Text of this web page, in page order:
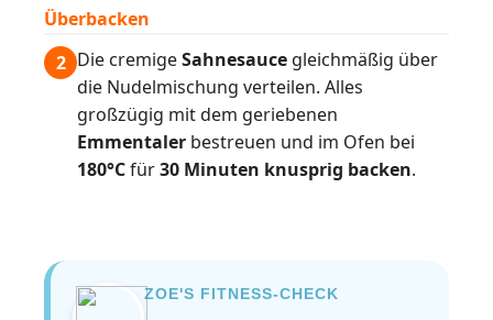
Überbacken
2 Die cremigeSahnesauce gleichmäßig über
die Nudelmischung verteilen. Alles
großzügig mit dem geriebenen
Emmentaler bestreuen und im Ofen bei
180°Cfür30 Minuten knusprig backen.
ZOE'S FITNESS-CHECK